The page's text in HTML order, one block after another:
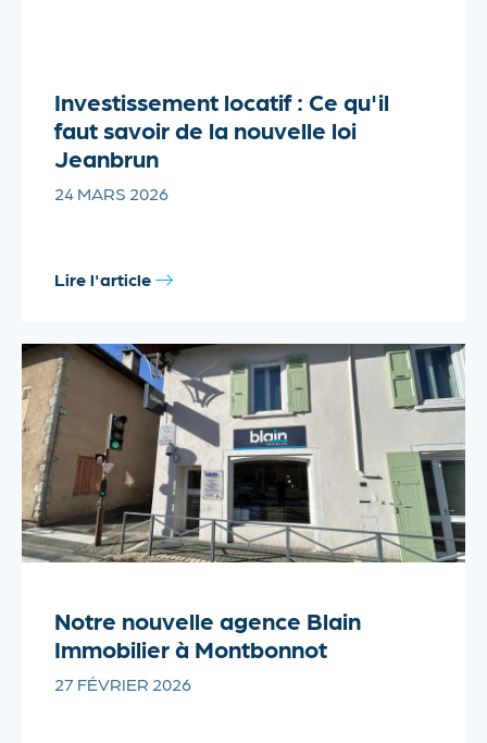
Investissement locatif : Ce qu'il
faut savoir de la nouvelle loi
Jeanbrun
24 MARS 2026
Lire l'article
Notre nouvelle agence Blain
Immobilier à Montbonnot
27 FÉVRIER 2026